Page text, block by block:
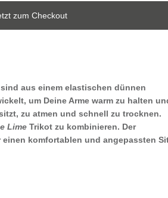
zum Checkout
sind aus einem elastischen dünnen
um Deine Arme warm zu halten
zu atmen und schnell zu trocknen.
LimeTrikot zu kombinieren. Der
komfortablen und angepassten